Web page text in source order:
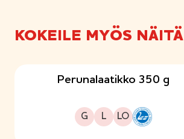
KOKEILE MYÖS NÄITÄ
Perunalaatikko 350 g
G
Gluteeniton L
Laktoositon LO
Sopii lakto-ovo ruokavalioon
H